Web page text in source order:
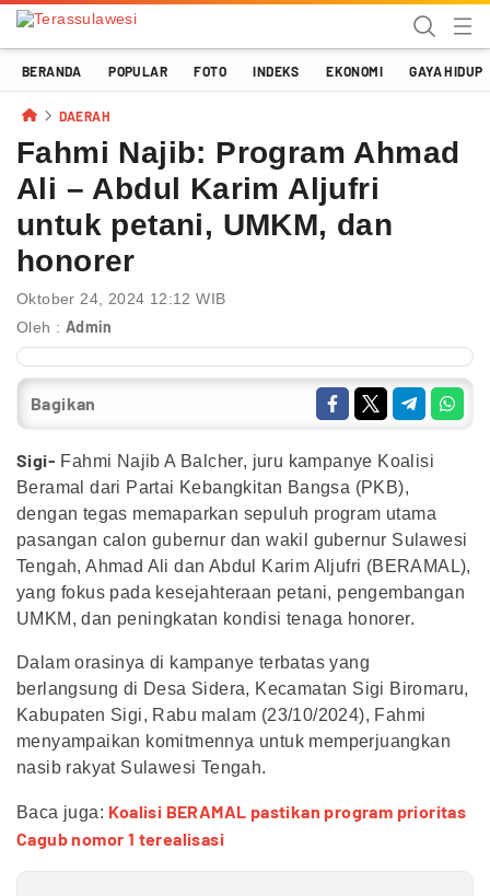
Terassulawesi
Kabar Menginspirasi
BERANDA POPULAR FOTO INDEKS EKONOMI GAYA HIDUP
DAERAH
Fahmi Najib: Program Ahmad
Ali – Abdul Karim Aljufri
untuk petani, UMKM, dan
honorer
Oktober 24, 2024 12:12 WIB
Oleh : Admin
Bagikan
Sigi- Fahmi Najib A Balcher, juru kampanye Koalisi
Beramal dari Partai Kebangkitan Bangsa (PKB),
dengan tegas memaparkan sepuluh program utama
pasangan calon gubernur dan wakil gubernur Sulawesi
Tengah, Ahmad Ali dan Abdul Karim Aljufri (BERAMAL),
yang fokus pada kesejahteraan petani, pengembangan
UMKM, dan peningkatan kondisi tenaga honorer.
Dalam orasinya di kampanye terbatas yang
berlangsung di Desa Sidera, Kecamatan Sigi Biromaru,
Kabupaten Sigi, Rabu malam (23/10/2024), Fahmi
menyampaikan komitmennya untuk memperjuangkan
nasib rakyat Sulawesi Tengah.
Baca juga: Koalisi BERAMAL pastikan program prioritas
Cagub nomor 1 terealisasi